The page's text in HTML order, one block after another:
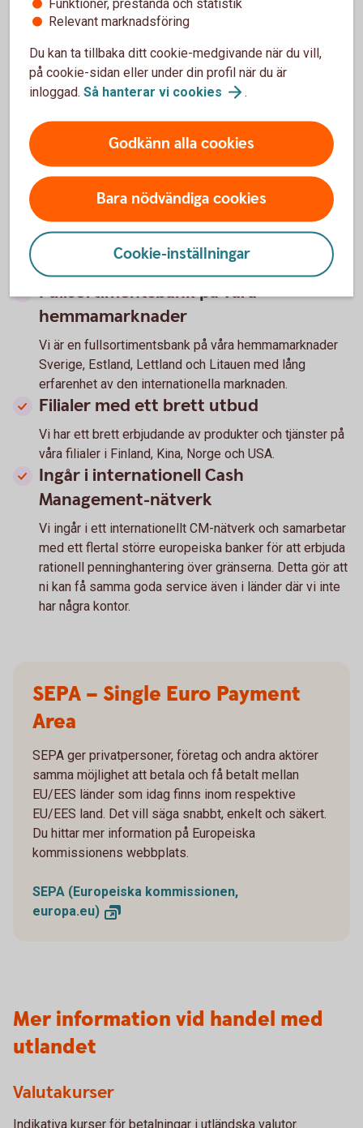
Vid utlandsaffärer uppkommer ofta valutaflöden i
annan valuta. Vi har flertal produkter och tjänster som
hjälper er hantera er valuta och valutarisk på ett
effektivt vis.
Kontakta er kundansvarig eller bankkontor för att
höra mer.
Valutasäkra er
Varför välja oss som partner?
Fullsortimentsbank på våra
hemmamarknader
Vi är en fullsortimentsbank på våra hemmamarknader
Sverige, Estland, Lettland och Litauen med lång
erfarenhet av den internationella marknaden.
Filialer med ett brett utbud
Vi har ett brett erbjudande av produkter och tjänster på
våra filialer i Finland, Kina, Norge och USA.
Ingår i internationell Cash
Management-nätverk
Vi ingår i ett internationellt CM-nätverk och samarbetar
med ett flertal större europeiska banker för att erbjuda
rationell penninghantering över gränserna. Detta gör att
ni kan få samma goda service även i länder där vi inte
har några kontor.
SEPA – Single Euro Payment
Area
SEPA ger privatpersoner, företag och andra aktörer
samma möjlighet att betala och få betalt mellan
EU/EES länder som idag finns inom respektive
EU/EES land. Det vill säga snabbt, enkelt och säkert.
Du hittar mer information på Europeiska
kommissionens webbplats.
SEPA (Europeiska kommissionen,
europa.eu)
Mer information vid handel med
utlandet
Valutakurser
Indikativa kurser för betalningar i utländska valutor.
Relevant marknadsföring
Du kan ta tillbaka ditt cookie-medgivande när du vill,
på cookie-sidan eller under din profil när du är
inloggad. Så hanterar vi cookies .
Godkänn alla cookies
Bara nödvändiga cookies
Cookie-inställningar